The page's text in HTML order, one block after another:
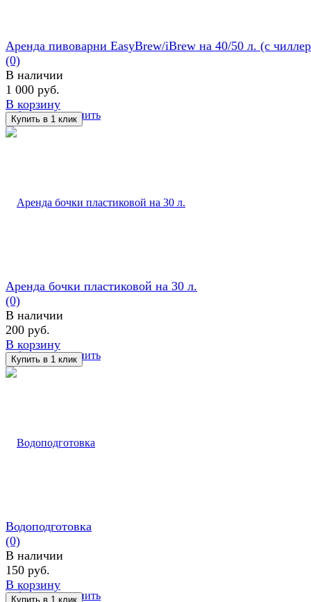
избранное сравнить
Аренда пивоварни EasyBrew/iBrew на 40/50 л. (с
(0)
В наличии
1 000 руб.
В корзину
избранное сравнить
Аренда бочки пластиковой на 30 л.
(0)
В наличии
200 руб.
В корзину
избранное сравнить
Водоподготовка
(0)
В наличии
150 руб.
В корзину